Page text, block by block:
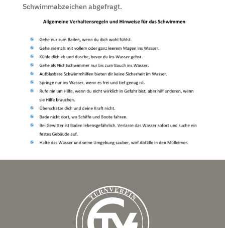
Schwimmabzeichen abgefragt.